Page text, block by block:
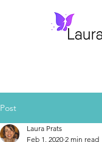
Post
Laura Prats
Feb 1, 2020 2 min read